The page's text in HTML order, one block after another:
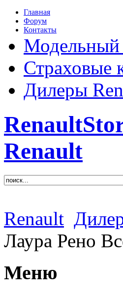
Главная
Форум
Контакты
Модельный
Страховые
Дилеры
Renault
Renault
Лаура Рено
Меню